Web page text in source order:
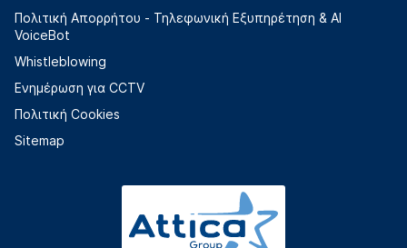
Πολιτική Απορρήτου - Τηλεφωνική Εξυπηρέτηση & AI
VoiceBot
Whistleblowing
Ενημέρωση για CCTV
Πολιτική Cookies
Sitemap